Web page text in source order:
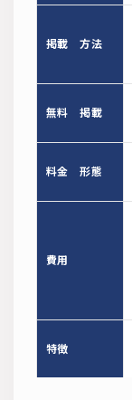
掲載 方法
無料 掲載
料金 形態
費用
特徴